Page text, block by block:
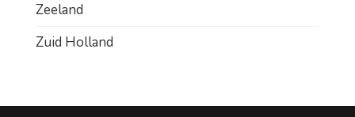
Zeeland
Zuid Holland